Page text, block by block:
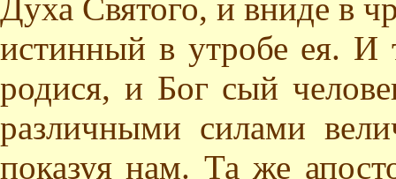
Духа Святого, и вниде в
истинный в утробе ея. И
родися, и Бог сый
различными силами
показуя нам. Та же